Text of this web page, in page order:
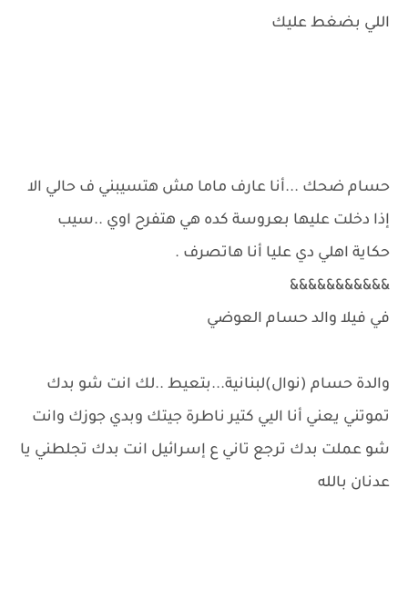
اللي بضغط عليك
حسام ضحك ...أنا عارف ماما مش هتسيبني ف حالي الا
إذا دخلت عليها بعروسة كده هي هتفرح اوي ..سيب
حكاية اهلي دي عليا أنا هاتصرف .
&&&&&&&&&&&
في فيلا والد حسام العوضي
والدة حسام (نوال)لبنانية...بتعيط ..لك انت شو بدك
تموتني يعني أنا اليي كتير ناطرة جيتك وبدي جوزك وانت
شو عملت بدك ترجع تاني ع إسرائيل انت بدك تجلطني يا
عدنان بالله